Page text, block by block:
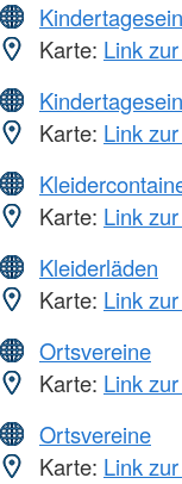
Karte: Link
Karte: Link
Karte: Link
Kleiderläden
Karte: Link
Ortsvereine
Karte: Link
Ortsvereine
Karte: Link